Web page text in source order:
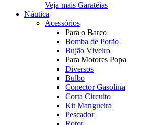
Veja mais Garatéias
Náutica
Acessórios
Para o Barco
Bomba de Porão
Bujão Viveiro
Para Motores Popa
Diversos
Bulbo
Conector Gasolina
Corta Circuito
Kit Mangueira
Pescador